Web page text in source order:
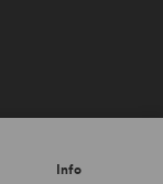
Info